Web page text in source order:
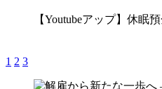
【Youtubeアップ】休眠
1 2 3